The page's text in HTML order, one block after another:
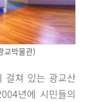
교박물관)
걸쳐 있는 광교산
년에 시민들의